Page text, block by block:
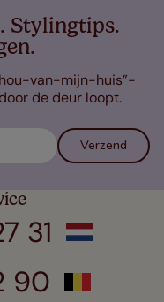
Stylingtips.
van-mijn-huis”-
de deur loopt.
Verzend
31
90